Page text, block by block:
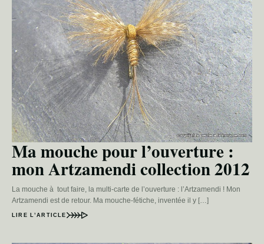
Ma mouche pour l’ouverture :
mon Artzamendi collection 2012
La mouche à tout faire, la multi-carte de l’ouverture : l’Artzamendi ! Mon
Artzamendi est de retour. Ma mouche-fétiche, inventée il y […]
LIRE L’ARTICLE